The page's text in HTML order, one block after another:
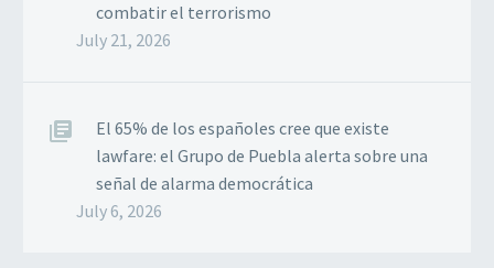
combatir el terrorismo
July 21, 2026
El 65% de los españoles cree que existe
lawfare: el Grupo de Puebla alerta sobre una
señal de alarma democrática
July 6, 2026